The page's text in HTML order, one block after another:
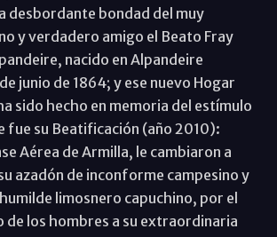
desbordante bondad del muy
y verdadero amigo el Beato Fray
nacido en Alpandeire
junio de 1864; y ese nuevo Hogar
sido hecho en memoria del estímulo
fue su Beatificación (año 2010):
Aérea de Armilla, le cambiaron a
azadón de inconforme campesino y
limosnero capuchino, por el
de los hombres a su extraordinaria